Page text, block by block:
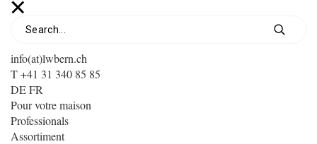
info(at)lwbern.ch
T +41 31 340 85 85
DEFR
Pour votre maison
Professionals
Assortiment